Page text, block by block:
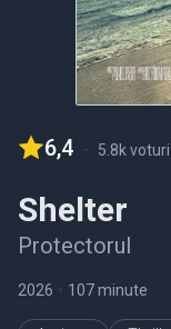
6,4 - 5.8k voturi
Shelter
Protectorul
2026 • 107 minute